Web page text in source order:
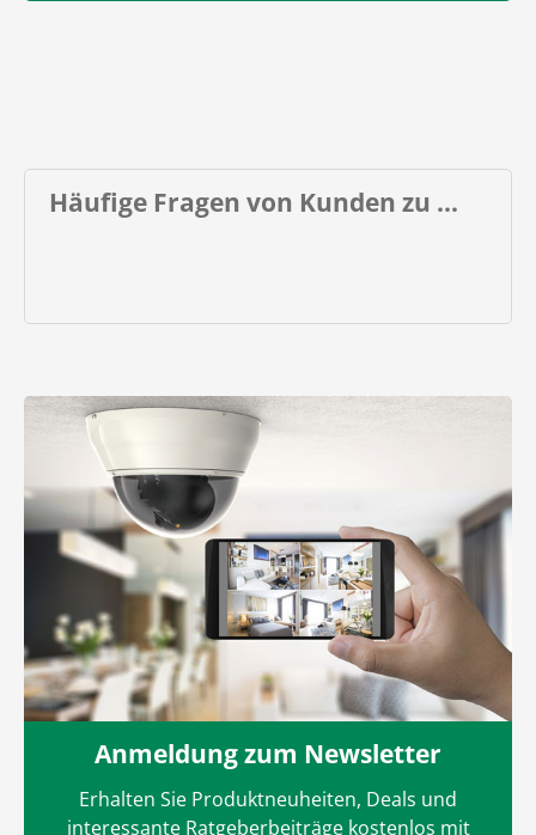
Häufige Fragen von Kunden zu ...
Anmeldung zum Newsletter
Erhalten Sie Produktneuheiten, Deals und
interessante Ratgeberbeiträge kostenlos mit